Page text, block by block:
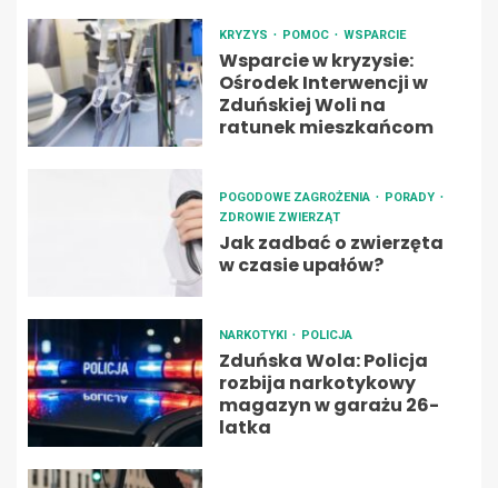
KRYZYS POMOC WSPARCIE
Wsparcie w kryzysie:
Ośrodek Interwencji w
Zduńskiej Woli na
ratunek mieszkańcom
POGODOWE ZAGROŻENIA
PORADY
ZDROWIE ZWIERZĄT
Jak zadbać o zwierzęta
w czasie upałów?
NARKOTYKI POLICJA
Zduńska Wola: Policja
rozbija narkotykowy
magazyn w garażu 26-
latka